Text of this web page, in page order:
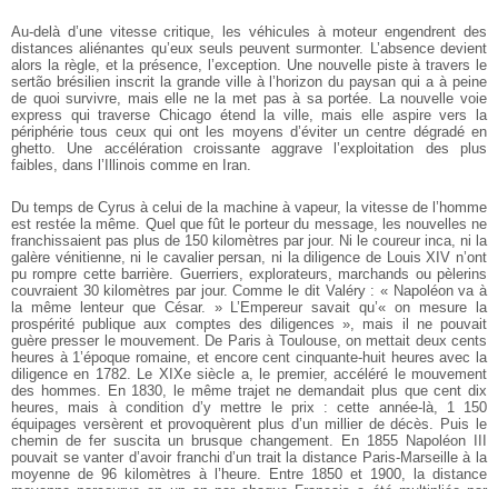
Au-delà d’une vitesse critique, les véhicules à moteur engendrent des
distances aliénantes qu’eux seuls peuvent surmonter. L’absence devient
alors la règle, et la présence, l’exception. Une nouvelle piste à travers le
sertão brésilien inscrit la grande ville à l’horizon du paysan qui a à peine
de quoi survivre, mais elle ne la met pas à sa portée. La nouvelle voie
express qui traverse Chicago étend la ville, mais elle aspire vers la
périphérie tous ceux qui ont les moyens d’éviter un centre dégradé en
ghetto. Une accélération croissante aggrave l’exploitation des plus
faibles, dans l’Illinois comme en Iran.
Du temps de Cyrus à celui de la machine à vapeur, la vitesse de l’homme
est restée la même. Quel que fût le porteur du message, les nouvelles ne
franchissaient pas plus de 150 kilomètres par jour. Ni le coureur inca, ni la
galère vénitienne, ni le cavalier persan, ni la diligence de Louis XIV n’ont
pu rompre cette barrière. Guerriers, explorateurs, marchands ou pèlerins
couvraient 30 kilomètres par jour. Comme le dit Valéry : « Napoléon va à
la même lenteur que César. » L’Empereur savait qu’« on mesure la
prospérité publique aux comptes des diligences », mais il ne pouvait
guère presser le mouvement. De Paris à Toulouse, on mettait deux cents
heures à 1’époque romaine, et encore cent cinquante-huit heures avec la
diligence en 1782. Le XIXe siècle a, le premier, accéléré le mouvement
des hommes. En 1830, le même trajet ne demandait plus que cent dix
heures, mais à condition d’y mettre le prix : cette année-là, 1 150
équipages versèrent et provoquèrent plus d’un millier de décès. Puis le
chemin de fer suscita un brusque changement. En 1855 Napoléon III
pouvait se vanter d’avoir franchi d’un trait la distance Paris-Marseille à la
moyenne de 96 kilomètres à l’heure. Entre 1850 et 1900, la distance